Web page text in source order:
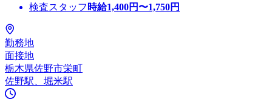
検査スタッフ 時給1,400円〜1,750円
勤務地
面接地
栃木県佐野市栄町
佐野駅、堀米駅